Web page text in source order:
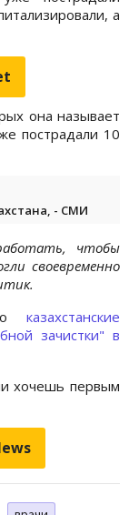
а
она называет
пострадали 10
- СМИ
чтобы
своевременно
казахстанские
зачистки" в
хочешь первым